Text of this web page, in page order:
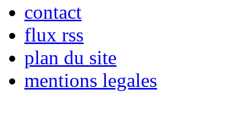
contact
flux rss
plan du site
mentions legales